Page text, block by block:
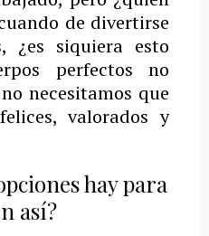
de divertirse
¿es siquiera esto
perfectos no
necesitamos que
valorados y
hay para
así?